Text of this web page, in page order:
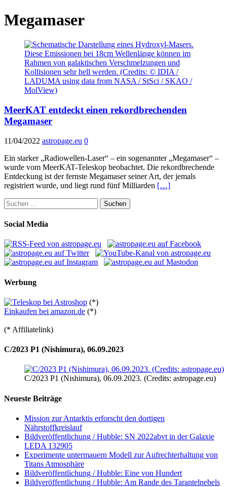
Megamaser
MeerKAT entdeckt einen rekordbrechenden
Megamaser
11/04/2022 astropage.eu 0
Ein starker „Radiowellen-Laser“ – ein sogenannter „Megamaser“ –
wurde vom MeerKAT-Teleskop beobachtet. Die rekordbrechende
Entdeckung ist der fernste Megamaser seiner Art, der jemals
registriert wurde, und liegt rund fünf Milliarden […]
Suchen
nach:
Social Media
Werbung
(*)
Einkaufen bei amazon.de (*)
(* Affiliatelink)
C/2023 P1 (Nishimura), 06.09.2023
C/2023 P1 (Nishimura), 06.09.2023. (Credits: astropage.eu)
Neueste Beiträge
Mission zur Antarktis erforscht den dortigen
Nährstoffkreislauf
Bildveröffentlichung / Hubble: SN 2022abvt in der Galaxie
LEDA 132905
Experimente untermauern Modell zur Aufrechterhaltung von
Titans Atmosphäre
Bildveröffentlichung / Hubble: Eine von Hundert
Bildveröffentlichung / Hubble: Am Rande des Tarantelnebels